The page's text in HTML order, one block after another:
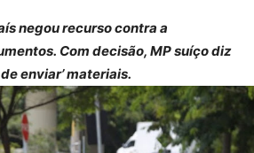
negou recurso contra a
Com decisão, MP suíço diz
enviar’ materiais.